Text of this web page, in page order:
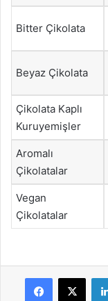
Bitter Çikolata
Beyaz Çikolata
Çikolata Kaplı
Kuruyemişler
Aromalı
Çikolatalar
Vegan
Çikolatalar
Facebook
X